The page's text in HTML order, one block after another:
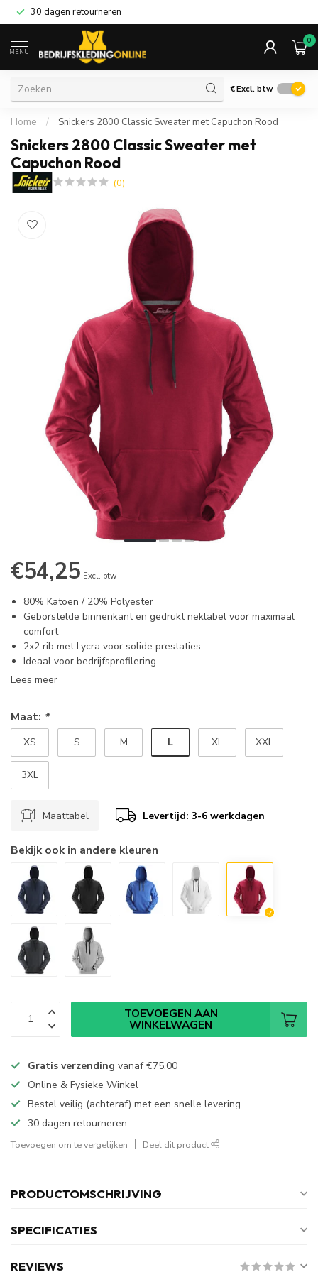
30 dagen retourneren
MENU
0
€Excl. btw
Home / Snickers 2800 Classic Sweater met Capuchon Rood
Snickers 2800 Classic Sweater met
Capuchon Rood
(0)
€54,25 Excl. btw
80% Katoen / 20% Polyester
Geborstelde binnenkant en gedrukt neklabel voor maximaal
comfort
2x2 rib met Lycra voor solide prestaties
Ideaal voor bedrijfsprofilering
Lees meer
Maat: *
XS S M L XL XXL
3XL
Maattabel Levertijd: 3-6 werkdagen
Bekijk ook in andere kleuren
TOEVOEGEN AAN
WINKELWAGEN
Gratis verzending vanaf€75,00
Online & Fysieke Winkel
Bestel veilig (achteraf) met een snelle levering
30 dagen retourneren
Toevoegen om te vergelijken Deel dit product
PRODUCTOMSCHRIJVING
SPECIFICATIES
REVIEWS